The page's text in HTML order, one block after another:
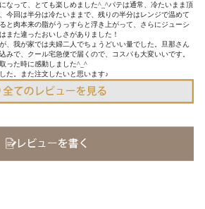
なって、とても楽しめました^_^パテは通常、冷たいまま頂
今回は半分は冷たいままで、残りの半分はレンジで温めて
と肉本来の脂がうっすらと浮き上がって、さらにジューシ
また違ったおいしさがありました！
、我が家では夫婦二人でちょうどいい量でした。旦那さん
みで、クール宅急便で届くので、コスパも大変いいです。
った時に感動しました^_^
た。また注文したいと思います♪